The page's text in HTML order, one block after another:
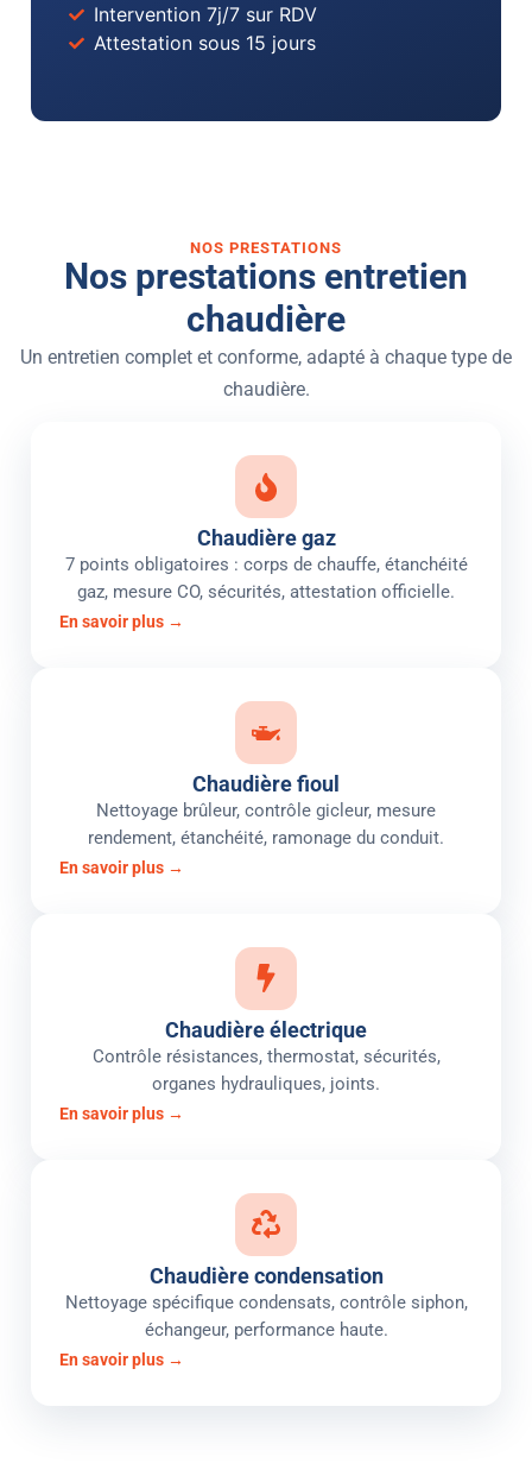
Intervention 7j/7 sur RDV
Attestation sous 15 jours
NOS PRESTATIONS
Nos prestations entretien
chaudière
Un entretien complet et conforme, adapté à chaque type de
chaudière.
Chaudière gaz
7 points obligatoires : corps de chauffe, étanchéité
gaz, mesure CO, sécurités, attestation officielle.
En savoir plus →
Chaudière fioul
Nettoyage brûleur, contrôle gicleur, mesure
rendement, étanchéité, ramonage du conduit.
En savoir plus →
Chaudière électrique
Contrôle résistances, thermostat, sécurités,
organes hydrauliques, joints.
En savoir plus →
Chaudière condensation
Nettoyage spécifique condensats, contrôle siphon,
échangeur, performance haute.
En savoir plus →